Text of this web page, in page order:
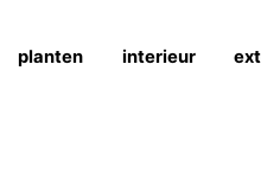
planten interieur